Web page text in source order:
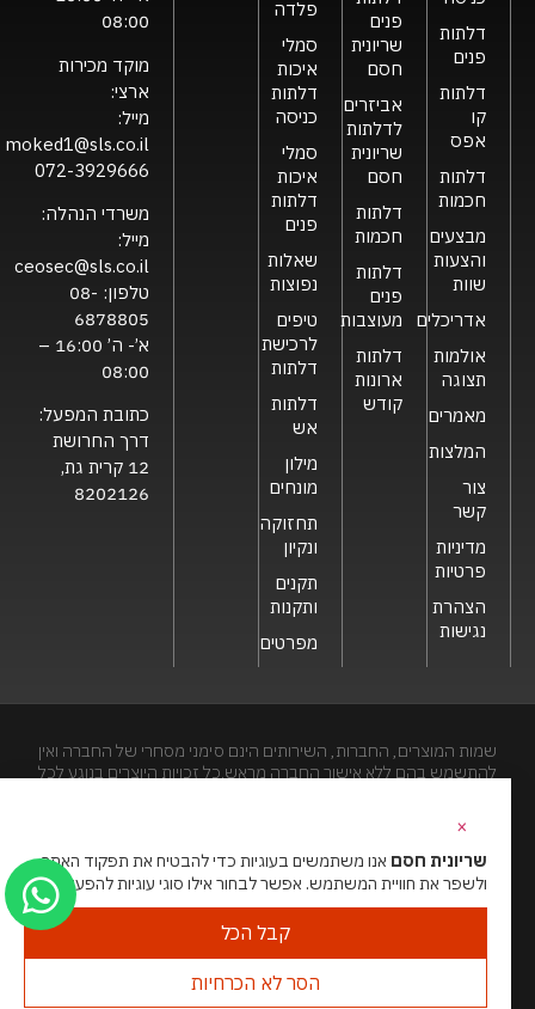
דלתות
פנים
דלתות
קו
אפס
דלתות
חכמות
מבצעים
והצעות
שוות
אדריכלים
אולמות
תצוגה
מאמרים
המלצות
צור
קשר
מדיניות
פרטיות
הצהרת
נגישות
פנים
שריונית
חסם
אביזרים
לדלתות
שריונית
חסם
דלתות
חכמות
דלתות
פנים
מעוצבות
דלתות
ארונות
קודש
פלדה
סמלי
איכות
דלתות
כניסה
סמלי
איכות
דלתות
פנים
שאלות
נפוצות
טיפים
לרכישת
דלתות
דלתות
אש
מילון
מונחים
תחזוקה
ונקיון
תקנים
ותקנות
מפרטים
08:00
מוקד מכירות
ארצי:
מייל:
moked1@sls.co.il
072-3929666
משרדי הנהלה:
מייל:
ceosec@sls.co.il
טלפון: 08-
6878805
א’- ה’ 16:00 –
08:00
כתובת המפעל:
דרך החרושת
12 קרית גת,
8202126
שמות המוצרים, החברות, השירותים הינם סימני מסחרי של החברה ואין
להתשמש בהם ללא אישור החברה מראש.כל זכויות היוצרים בנוגע לכל
האתר מנוהל ע”י גאו מדיהסוכנות דיגיטל
×
שריונית חסם אנו משתמשים בעוגיות כדי להבטיח את תפקוד האתר
ולשפר את חוויית המשתמש. אפשר לבחור אילו סוגי עוגיות להפעיל.
קבל הכל
הסר לא הכרחיות